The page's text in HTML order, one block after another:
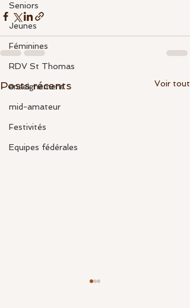
Seniors
Jeunes
Féminines
RDV St Thomas
enseignement
mid-amateur
Festivités
Equipes fédérales
Posts récents Voir tout